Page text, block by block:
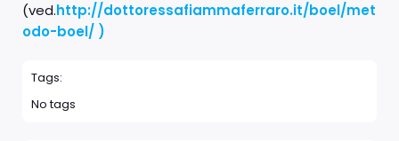
(ved.http://dottoressafiammaferraro.it/boel/met
odo-boel/ )
Tags:
No tags